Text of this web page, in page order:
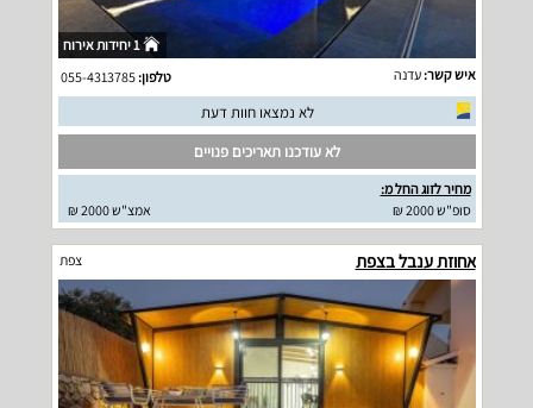
1 יחידות אירוח
איש קשר:עדנה טלפון:055-4313785
לא נמצאו חוות דעת
לא עודכנו תאריכים פנויים
מחיר לזוג החל מ:
סופ"ש 2000 ₪
אמצ"ש 2000 ₪
אחוזת ענבל בצפת צפת